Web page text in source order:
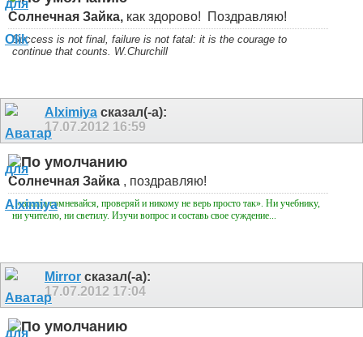
Солнечная Зайка, как здорово! Поздравляю!
Success is not final, failure is not fatal: it is the courage to
continue that counts. W.Churchill
Alximiya сказал(-а):
17.07.2012 16:59
Солнечная Зайка , поздравляю!
..«всегда сомневайся, проверяй и никому не верь просто так». Ни учебнику,
ни учителю, ни светилу. Изучи вопрос и составь свое суждение...
Mirror сказал(-а):
17.07.2012 17:04